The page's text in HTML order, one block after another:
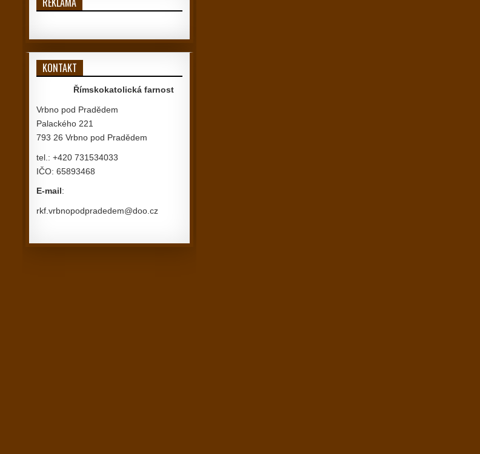
KONTAKT
Římskokatolická farnost
Vrbno pod Pradědem
Palackého 221
793 26 Vrbno pod Pradědem
tel.: +420 731534033
IČO: 65893468
E-mail:
rkf.vrbnopodpradedem@doo.cz